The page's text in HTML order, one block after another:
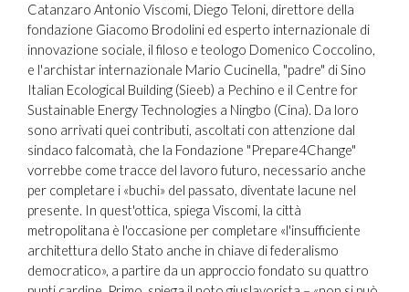
Catanzaro Antonio Viscomi, Diego Teloni, direttore della
fondazione Giacomo Brodolini ed esperto internazionale di
innovazione sociale, il filoso e teologo Domenico Coccolino,
e l'archistar internazionale Mario Cucinella, "padre" di Sino
Italian Ecological Building (Sieeb) a Pechino e il Centre for
Sustainable Energy Technologies a Ningbo (Cina). Da loro
sono arrivati quei contributi, ascoltati con attenzione dal
sindaco falcomatà, che la Fondazione "Prepare4Change"
vorrebbe come tracce del lavoro futuro, necessario anche
per completare i «buchi» del passato, diventate lacune nel
presente. In quest'ottica, spiega Viscomi, la città
metropolitana è l'occasione per completare «l'insufficiente
architettura dello Stato anche in chiave di federalismo
democratico», a partire da un approccio fondato su quattro